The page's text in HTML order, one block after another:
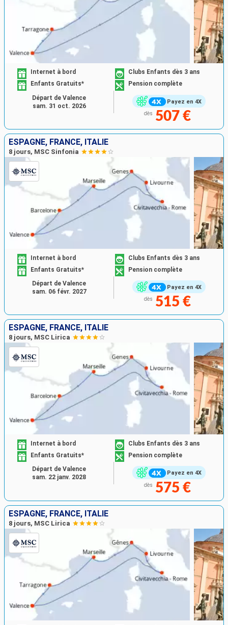
Payez en 4X
Internet à bord
Clubs Enfants dès 3 ans
Enfants Gratuits*
Pension complète
dès 507 €
Départ de Valence
sam. 31 oct. 2026
ESPAGNE, FRANCE, ITALIE
8 jours, MSC Sinfonia
Payez en 4X
Internet à bord
Clubs Enfants dès 3 ans
Enfants Gratuits*
Pension complète
dès 515 €
Départ de Valence
sam. 06 févr. 2027
ESPAGNE, FRANCE, ITALIE
8 jours, MSC Lirica
Payez en 4X
Internet à bord
Clubs Enfants dès 3 ans
Enfants Gratuits*
Pension complète
dès 575 €
Départ de Valence
sam. 22 janv. 2028
ESPAGNE, FRANCE, ITALIE
8 jours, MSC Lirica